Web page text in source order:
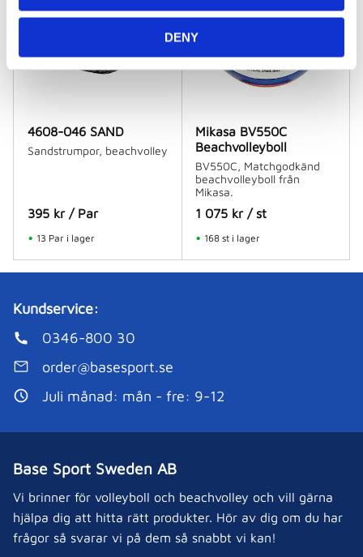
DENY
4608-046 SAND
Sandstrumpor, beachvolley
395kr / Par
13 Par i lager
Mikasa BV550C
Beachvolleyboll
BV550C, Matchgodkänd
beachvolleyboll från
Mikasa.
1 075 kr /st
168 st i lager
Kundservice:
0346-800 30
order@basesport.se
Juli månad: mån - fre: 9-12
Base Sport Sweden AB
Vi brinner för volleyboll och beachvolley och vill gärna
hjälpa dig att hitta rätt produkter. Hör av dig om du har
frågor så svarar vi på dem så snabbt vi kan!